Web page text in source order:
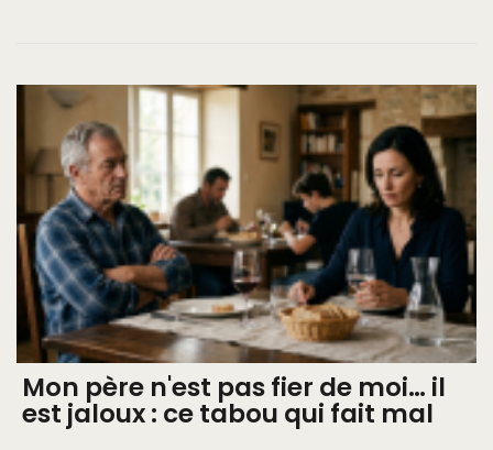
Mon père n'est pas fier de moi… il
est jaloux : ce tabou qui fait mal